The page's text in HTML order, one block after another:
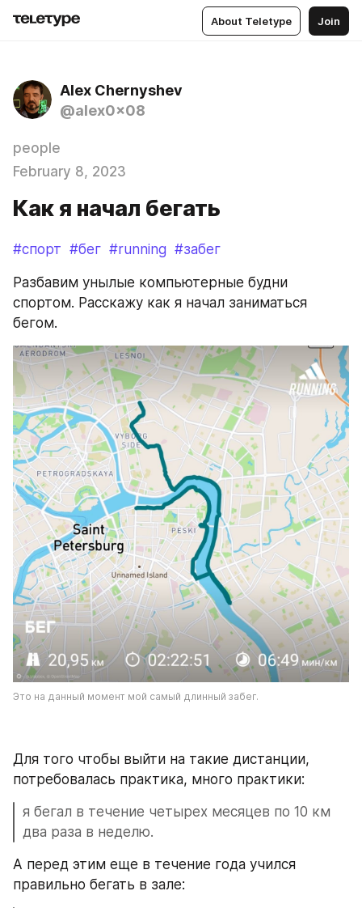
About Teletype Join
Alex Chernyshev
@alex0x08
people
February 8, 2023
Как я начал бегать
#спорт #бег #running #забег
Разбавим унылые компьютерные будни
спортом. Расскажу как я начал заниматься
бегом.
Это на данный момент мой самый длинный забег.
Для того чтобы выйти на такие дистанции,
потребовалась практика, много практики:
я бегал в течение четырех месяцев по 10 км
два раза в неделю.
А перед этим еще в течение года учился
правильно бегать в зале: